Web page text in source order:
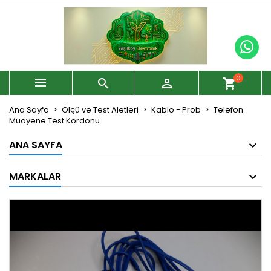
   shopping_cart0
Ana Sayfa Ölçü ve Test Aletleri Kablo - Prob
Telefon
Muayene Test Kordonu
ANA SAYFA
MARKALAR